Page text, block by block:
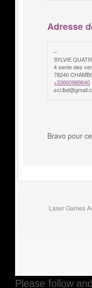
Adresse
–
SYLVIE
4 sente des
78240
+33660989640
Bravo pour
Laser Games
Please follow